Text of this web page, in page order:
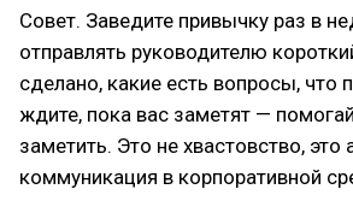
Совет. Заведите привычку раз в
отправлять руководителю
сделано, какие есть вопросы, что
ждите, пока вас заметят —
заметить. Это не хвастовство, это
коммуникация в корпоративной